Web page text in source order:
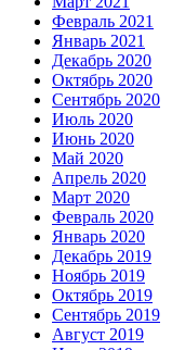
Февраль 2021
Январь 2021
Декабрь 2020
Октябрь 2020
Сентябрь 2020
Июль 2020
Июнь 2020
Май 2020
Апрель 2020
Март 2020
Февраль 2020
Январь 2020
Декабрь 2019
Ноябрь 2019
Октябрь 2019
Сентябрь 2019
Август 2019